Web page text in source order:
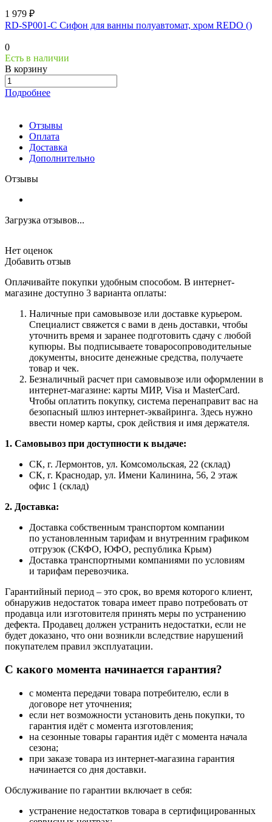
1 979 ₽
RD-SP001-C Сифон для ванны полуавтомат, хром REDO ()
0
Есть в наличии
В корзину
Подробнее
Отзывы
Оплата
Доставка
Дополнительно
Отзывы
Загрузка отзывов...
Нет оценок
Добавить отзыв
Оплачивайте покупки удобным способом. В интернет-
магазине доступно 3 варианта оплаты:
Наличные при самовывозе или доставке курьером.
Специалист свяжется с вами в день доставки, чтобы
уточнить время и заранее подготовить сдачу с любой
купюры. Вы подписываете товаросопроводительные
документы, вносите денежные средства, получаете
товар и чек.
Безналичный расчет при самовывозе или оформлении в
интернет-магазине: карты МИР, Visa и MasterCard.
Чтобы оплатить покупку, система перенаправит вас на
безопасный шлюз интернет-эквайринга. Здесь нужно
ввести номер карты, срок действия и имя держателя.
1. Самовывоз при доступности к выдаче:
СК, г. Лермонтов, ул. Комсомольская, 22 (склад)
СК, г. Краснодар, ул. Имени Калинина, 56, 2 этаж
офис 1 (склад)
2. Доставка:
Доставка собственным транспортом компании
по установленным тарифам и внутренним графиком
отгрузок (СКФО, ЮФО, республика Крым)
Доставка транспортными компаниями по условиям
и тарифам перевозчика.
Гарантийный период – это срок, во время которого клиент,
обнаружив недостаток товара имеет право потребовать от
продавца или изготовителя принять меры по устранению
дефекта. Продавец должен устранить недостатки, если не
будет доказано, что они возникли вследствие нарушений
покупателем правил эксплуатации.
С какого момента начинается гарантия?
с момента передачи товара потребителю, если в
договоре нет уточнения;
если нет возможности установить день покупки, то
гарантия идёт с момента изготовления;
на сезонные товары гарантия идёт с момента начала
сезона;
при заказе товара из интернет-магазина гарантия
начинается со дня доставки.
Обслуживание по гарантии включает в себя:
устранение недостатков товара в сертифицированных